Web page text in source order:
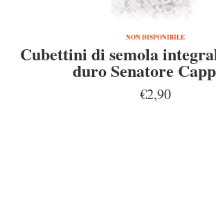
NON DISPONIBILE
Cubettini di semola
duro Senatore
€2,90